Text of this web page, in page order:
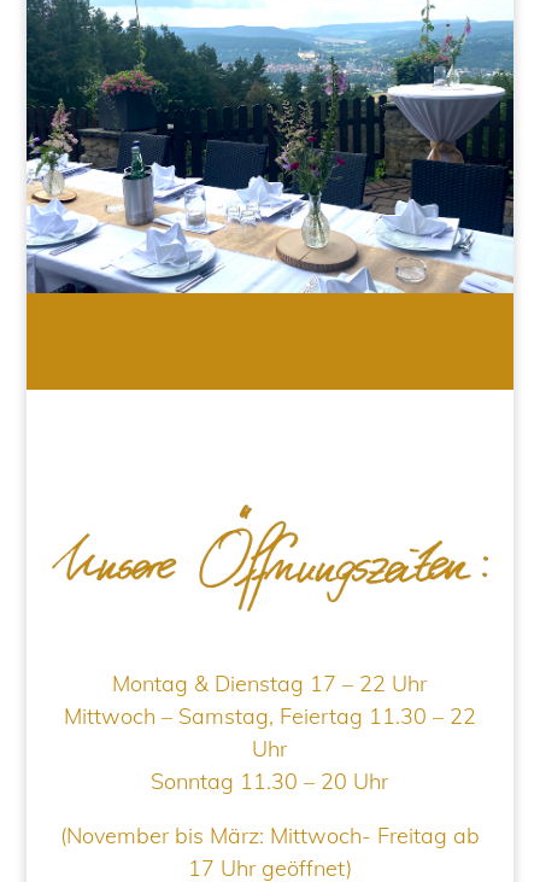
Montag & Dienstag 17 – 22 Uhr
Mittwoch – Samstag, Feiertag 11.30 – 22
Uhr
Sonntag 11.30 – 20 Uhr
(November bis März: Mittwoch- Freitag ab
17 Uhr geöffnet)